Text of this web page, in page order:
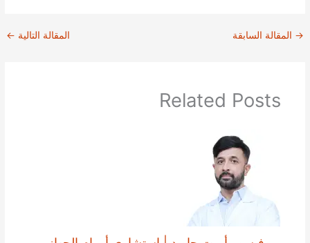
→ المقالة السابقة المقالة التالية ←
Related Posts